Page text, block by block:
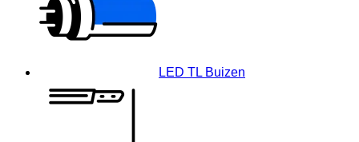
LED TL Buizen